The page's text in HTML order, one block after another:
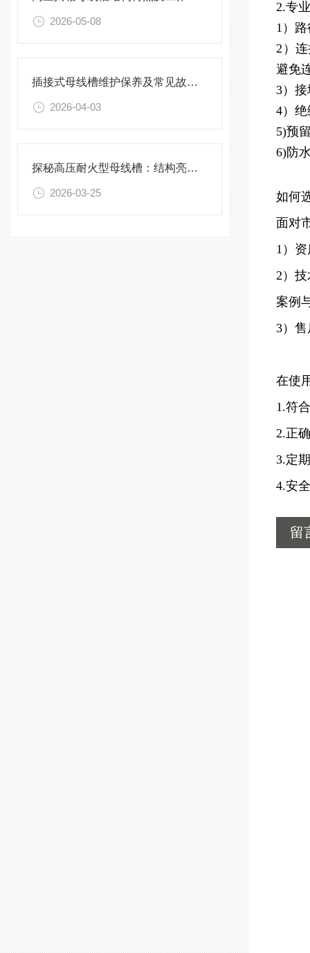
2026-05-08
插接式母线槽维护保养及常见故障处理指南
2026-04-03
探秘高压耐火型母线槽：结构亮点与实用效能
2026-03-25
2.专
1）
2）
避免
3）
4）
5)预
6)防
如何
面对
1）
2）
案例
3）
在使
1.符
2.正
3.定
4.安
留